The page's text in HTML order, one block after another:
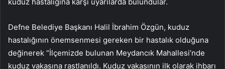
Defne Belediye Başkanı Halil İbrahim Özgün, kuduz
hastalığının önemsenmesi gereken bir hastalık olduğuna
değinerek “İlçemizde bulunan Meydancık Mahallesi’nde
kuduz vakasına rastlanıldı. Kuduz vakasının ilk olarak ihbarı